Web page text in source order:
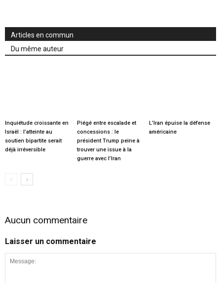
Articles en commun
Du même auteur
Inquiétude croissante en
Israël : l’atteinte au
soutien bipartite serait
déjà irréversible
Piégé entre escalade et
concessions : le
président Trump peine à
trouver une issue à la
guerre avec l’Iran
L’Iran épuise la défense
américaine
Aucun commentaire
Laisser un commentaire